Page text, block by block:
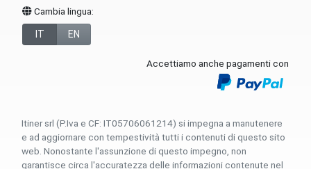
Cambia lingua:
IT EN
Accettiamo anche pagamenti con
Itiner srl (P.Iva e CF: IT05706061214) si impegna a manutenere
e ad aggiornare con tempestività tutti i contenuti di questo sito
web. Nonostante l'assunzione di questo impegno, non
garantisce circa l'accuratezza delle informazioni contenute nel